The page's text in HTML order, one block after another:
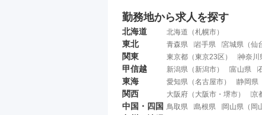
勤務地から求人を探す
北海道 北海道 （札幌市）
東北 青森県 岩手県 宮城県 （仙
関東 東京都 （東京23区 ） 神奈川
甲信越 新潟県 （ 新潟市） 富山県
東海 愛知県 （名古屋市） 静岡県
関西 大阪府 （ 大阪市 ・ 堺市） 京
中国・四国 鳥取県 島根県 岡山県 （ 岡